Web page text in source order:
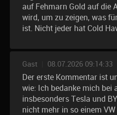
auf Fehmarn Gold auf die
wird, um zu zeigen, was
ist. Nicht jeder hat Cold
Gast 08.07.2026 09:14:33
Der erste Kommentar ist
wie: Ich bedanke mich bei
insbesonders Tesla und
nicht mehr in so einem